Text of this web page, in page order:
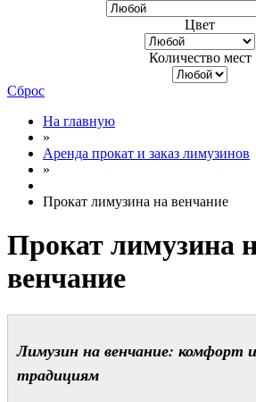
Цвет
Количество мест
Сброс
На главную
»
Аренда прокат и заказ лимузинов
»
Прокат лимузина на венчание
Прокат лимузина
венчание
Лимузин на венчание: комфорт
традициям